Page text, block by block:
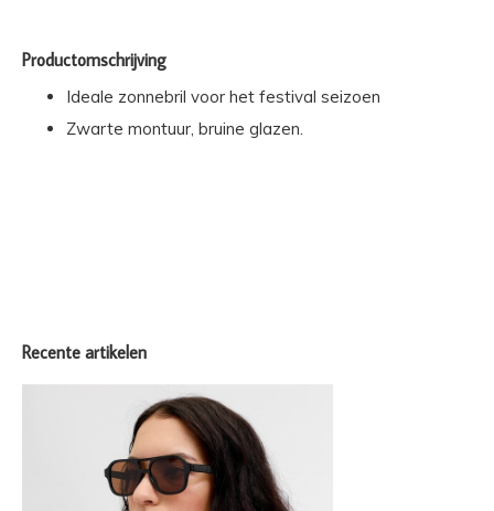
Productomschrijving
Ideale zonnebril voor het festival seizoen
Zwarte montuur, bruine glazen.
Recente artikelen